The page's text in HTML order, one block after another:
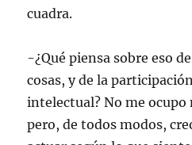
cuadra.
-¿Qué piensa sobre eso
cosas, y de la
intelectual? No me
pero, de todos modos,